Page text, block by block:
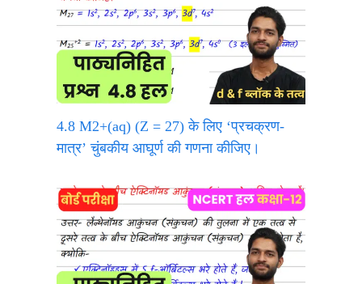
4.8 M2+(aq) (Z = 27) के लिए ‘प्रचक्रण-
मात्र’ चुंबकीय आघूर्ण की गणना कीजिए।